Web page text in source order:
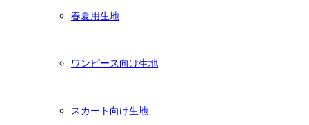
春夏用生地
ワンピース向け生地
スカート向け生地